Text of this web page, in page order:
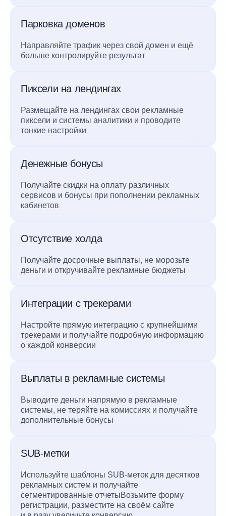
Парковка доменов
Направляйте трафик через свой домен и ещё
больше контролируйте результат
Пиксели на лендингах
Размещайте на лендингах свои рекламные
пиксели и системы аналитики и проводите
тонкие настройки
Денежные бонусы
Получайте скидки на оплату различных
сервисов и бонусы при пополнении рекламных
кабинетов
Отсутствие холда
Получайте досрочные выплаты, не морозьте
деньги и откручивайте рекламные бюджеты
Интеграции с трекерами
Настройте прямую интеграцию с крупнейшими
трекерами и получайте подробную информацию
о каждой конверсии
Выплаты в рекламные системы
Выводите деньги напрямую в рекламные
системы, не теряйте на комиссиях и получайте
дополнительные бонусы
SUB-метки
Используйте шаблоны SUB-меток для десятков
рекламных систем и получайте
сегментированные отчетыВозьмите форму
регистрации, разместите на своём сайте